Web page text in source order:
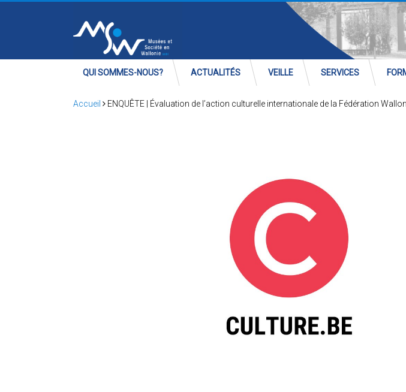
QUI SOMMES-NOUS? ACTUALITÉS VEILLE SERVICES
Accueil ENQUÊTE | Évaluation de l’action culturelle internationale de la Fédération